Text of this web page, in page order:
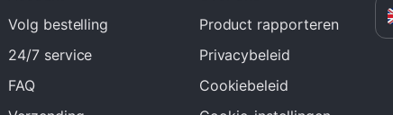
Volg bestelling
24/7 service
FAQ
Product rapporteren
Privacybeleid
Cookiebeleid